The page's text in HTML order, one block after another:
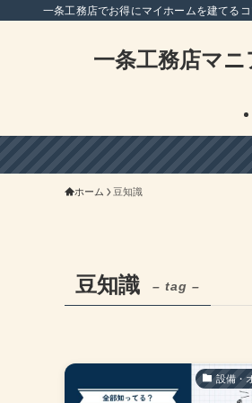
一条工務店でお得にマイホームを建てる
一条工務店マニ
ホーム 豆知識
豆知識 – tag –
設備・